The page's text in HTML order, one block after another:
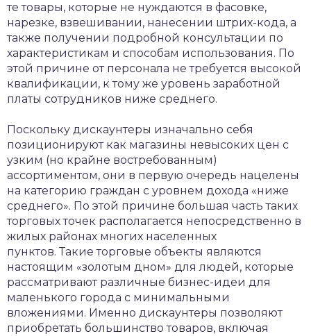
те товары, которые не нуждаются в фасовке,
нарезке, взвешивании, нанесении штрих-кода, а
также получении подробной консультации по
характеристикам и способам использования. По
этой причине от персонала не требуется высокой
квалификации, к тому же уровень заработной
платы сотрудников ниже среднего.
Поскольку дискаунтеры изначально себя
позиционируют как магазины невысоких цен с
узким (но крайне востребованным)
ассортиментом, они в первую очередь нацелены
на категорию граждан с уровнем дохода «ниже
среднего». По этой причине большая часть таких
торговых точек располагается непосредственно в
жилых районах многих населенных
пунктов. Такие торговые объекты являются
настоящим «золотым дном» для людей, которые
рассматривают различные бизнес-идеи для
маленького города с минимальными
вложениями. Именно дискаунтеры позволяют
приобретать большинство товаров, включая